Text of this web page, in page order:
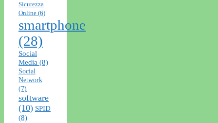
Sicurezza
Online (6)
smartphone
(28)
Social
Media (8)
Social
Network
(7)
software
(10) SPID
(8)